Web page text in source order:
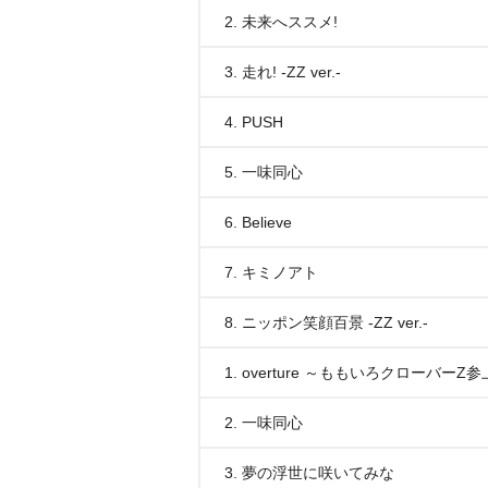
2. 未来へススメ!
3. 走れ! -ZZ ver.-
4. PUSH
5. 一味同心
6. Believe
7. キミノアト
8. ニッポン笑顔百景 -ZZ ver.-
1. overture ～ももいろクローバーZ参
2. 一味同心
3. 夢の浮世に咲いてみな